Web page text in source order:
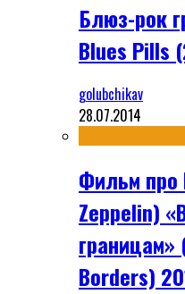
Блюз-рок
Blues Pills
golubchikav
28.07.2014
Фильм про
Zeppelin)
Borders)